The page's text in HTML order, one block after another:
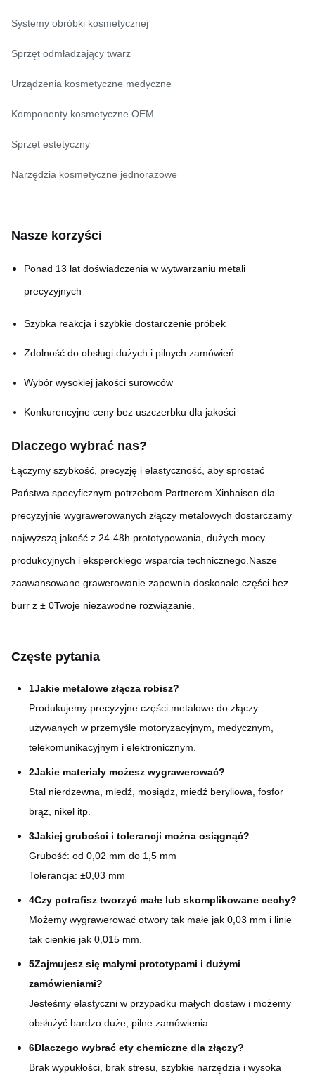
Systemy obróbki kosmetycznej
Sprzęt odmładzający twarz
Urządzenia kosmetyczne medyczne
Komponenty kosmetyczne OEM
Sprzęt estetyczny
Narzędzia kosmetyczne jednorazowe
Nasze korzyści
Ponad 13 lat doświadczenia w wytwarzaniu metali
precyzyjnych
Szybka reakcja i szybkie dostarczenie próbek
Zdolność do obsługi dużych i pilnych zamówień
Wybór wysokiej jakości surowców
Konkurencyjne ceny bez uszczerbku dla jakości
Dlaczego wybrać nas?
Łączymy szybkość, precyzję i elastyczność, aby sprostać
Państwa specyficznym potrzebom.Partnerem Xinhaisen dla
precyzyjnie wygrawerowanych złączy metalowych dostarczamy
najwyższą jakość z 24-48h prototypowania, dużych mocy
produkcyjnych i eksperckiego wsparcia technicznego.Nasze
zaawansowane grawerowanie zapewnia doskonałe części bez
burr z ± 0Twoje niezawodne rozwiązanie.
Częste pytania
1Jakie metalowe złącza robisz?
Produkujemy precyzyjne części metalowe do złączy
używanych w przemyśle motoryzacyjnym, medycznym,
telekomunikacyjnym i elektronicznym.
2Jakie materiały możesz wygrawerować?
Stal nierdzewna, miedź, mosiądz, miedź beryliowa, fosfor
brąz, nikel itp.
3Jakiej grubości i tolerancji można osiągnąć?
Grubość: od 0,02 mm do 1,5 mm
Tolerancja: ±0,03 mm
4Czy potrafisz tworzyć małe lub skomplikowane cechy?
Możemy wygrawerować otwory tak małe jak 0,03 mm i linie
tak cienkie jak 0,015 mm.
5Zajmujesz się małymi prototypami i dużymi
zamówieniami?
Jesteśmy elastyczni w przypadku małych dostaw i możemy
obsłużyć bardzo duże, pilne zamówienia.
6Dlaczego wybrać ety chemiczne dla złączy?
Brak wypukłości, brak stresu, szybkie narzędzia i wysoka